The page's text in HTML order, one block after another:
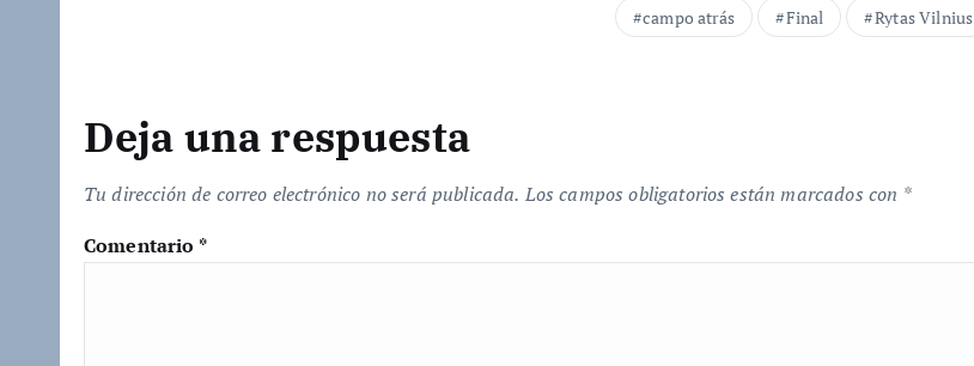
campo atrás
Final Rytas Vilnius
Deja una respuesta
Tu dirección de correo electrónico no será publicada. Los campos obligatorios están marcados con *
Comentario *